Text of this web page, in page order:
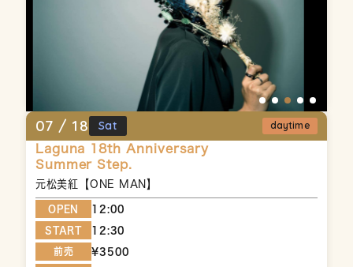
07 / 18 Sat daytime
Laguna 18th Anniversary
Summer Step.
元松美紅【ONE MAN】
OPEN 12:00
START 12:30
前売 ¥3500